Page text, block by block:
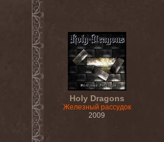
Holy Dragons
Железный рассудок
2009